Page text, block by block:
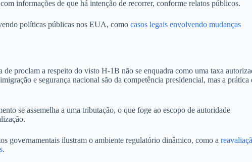
informações de que há intenção de recorrer, conforme relatos públicos.
políticas públicas nos EUA, como casos legais envolvendo mudanças
proclam a respeito do visto H-1B não se enquadra como uma taxa
e segurança nacional são da competência presidencial, mas a prática
se assemelha a uma tributação, o que foge ao escopo de autoridade
governamentais ilustram o ambiente regulatório dinâmico, como a
.